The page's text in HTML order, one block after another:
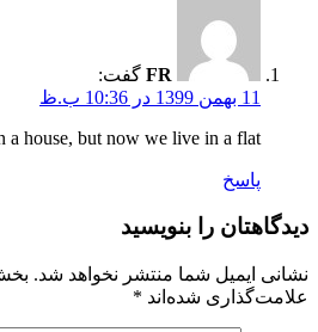
FR گفت:
11 بهمن 1399 در 10:36 ب.ظ
a house, but now we live in a flat
پاسخ
دیدگاهتان را بنویسید
نشانی ایمیل شما منتشر نخواهد شد.
علامت‌گذاری شده‌اند *